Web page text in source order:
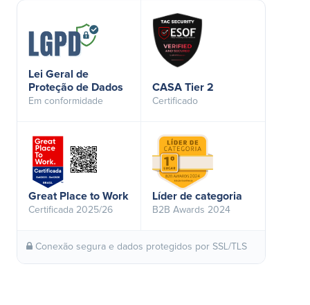
Lei Geral de
Proteção de Dados
Em conformidade
CASA Tier 2
Certificado
Great Place to Work
Certificada 2025/26
Líder de categoria
B2B Awards 2024
Conexão segura e dados protegidos por SSL/TLS